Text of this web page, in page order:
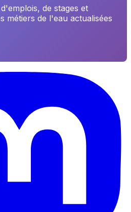
de stages et
métiers de l'eau actualisées